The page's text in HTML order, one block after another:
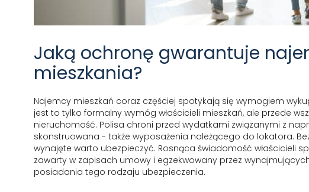
Jaką ochronę gwarantuje
mieszkania?
Najemcy mieszkań coraz częściej spotykają się wymogiem
jest to tylko formalny wymóg właścicieli mieszkań, ale przede
nieruchomość. Polisa chroni przed wydatkami związanymi z
skonstruowana - także wyposażenia należącego do lokatora.
wynajęte warto ubezpieczyć. Rosnąca świadomość właścicieli
zawarty w zapisach umowy i egzekwowany przez
posiadania tego rodzaju ubezpieczenia.